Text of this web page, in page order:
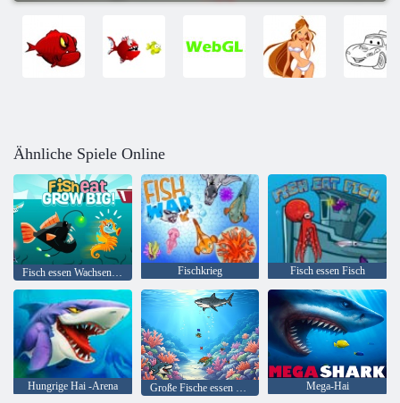
Ähnliche Spiele Online
Fisch essen Wachsen Sie groß! Fischkrieg Fisch essen Fisch
Hungrige Hai -Arena Mega-Hai